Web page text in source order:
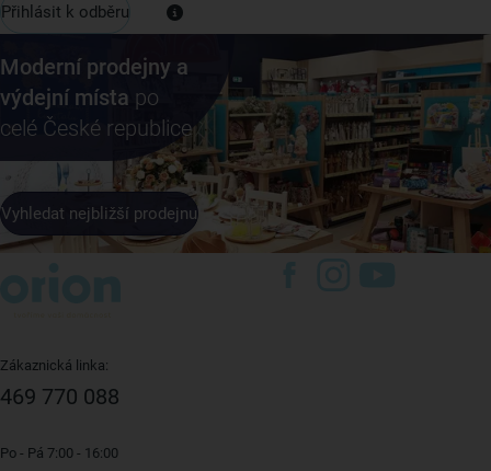
Přihlásit k odběru
Moderní prodejny a
výdejní místa po
celé České republice
Vyhledat nejbližší prodejnu
Zákaznická linka:
469 770 088
Po - Pá 7:00 - 16:00